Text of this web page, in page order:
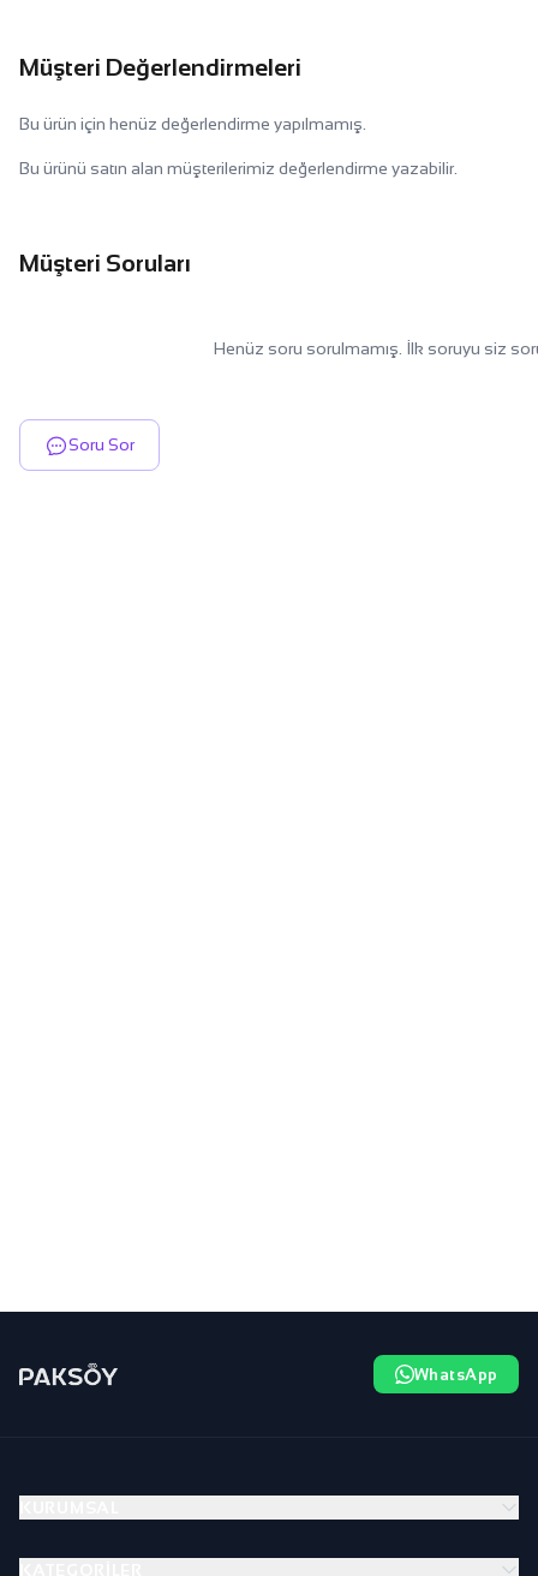
Müşteri Değerlendirmeleri
Bu ürün için henüz değerlendirme yapılmamış.
Bu ürünü satın alan müşterilerimiz değerlendirme yazabilir.
Müşteri Soruları
Henüz soru sorulmamış. İlk soruyu siz
Soru Sor
WhatsApp